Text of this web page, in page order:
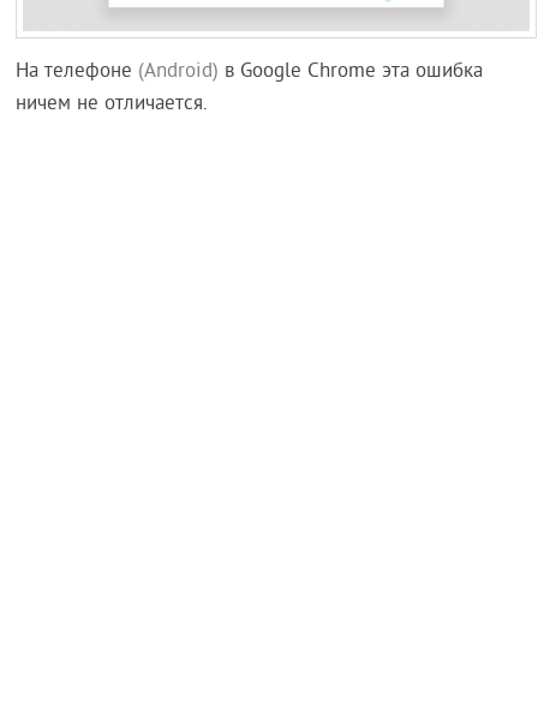
На телефоне (Android) в Google Chrome эта ошибка
ничем не отличается.